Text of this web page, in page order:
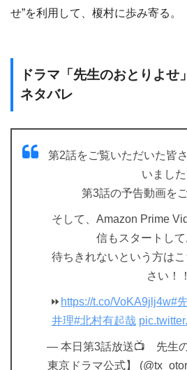
せ”を利用して、榎村に歩み寄る。
ドラマ「先生のおとりよせ
ネタバレ
第2話をご覧いただいた皆
いました
第3話の予告動画を
そして、Amazon Prime
信もスタートし
待ちきれないという方は
さい！！
⏩ https://t.co/VoKA9jlj4w#
井理#北村有起哉
— 本日第3話放送📺 先生
東京ドラマ公式】